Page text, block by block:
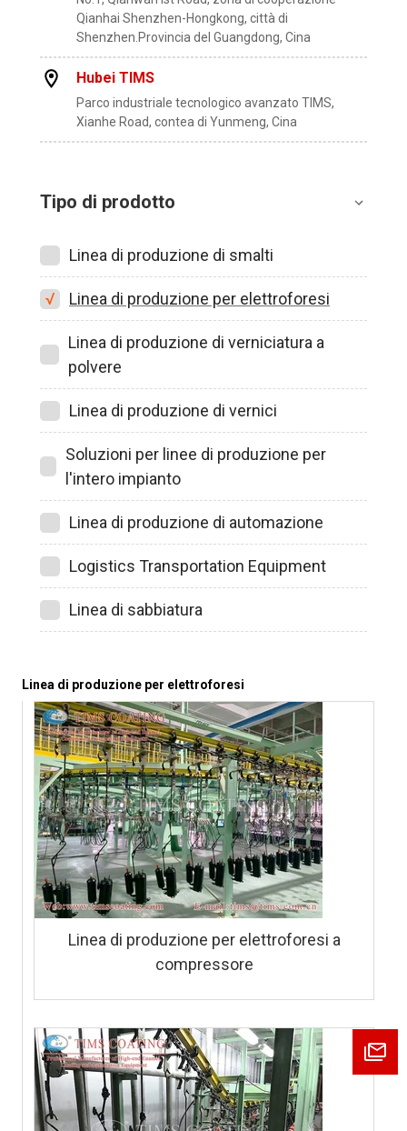
Qianhai Shenzhen-Hongkong, città di
Shenzhen.Provincia del Guangdong, Cina
Hubei TIMS
Parco industriale tecnologico avanzato TIMS,
Xianhe Road, contea di Yunmeng, Cina
Tipo di prodotto
Linea di produzione di smalti
Linea di produzione per elettroforesi
Linea di produzione di verniciatura a
polvere
Linea di produzione di vernici
Soluzioni per linee di produzione per
l'intero impianto
Linea di produzione di automazione
Logistics Transportation Equipment
Linea di sabbiatura
Linea di produzione per elettroforesi
Linea di produzione per elettroforesi a
compressore